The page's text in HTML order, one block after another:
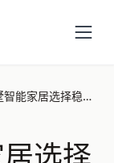
如何为别墅智能家居选择稳定的有线与无线混合组网方案